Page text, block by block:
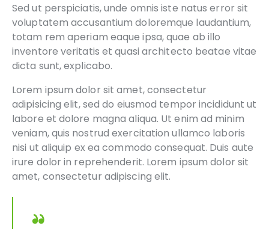
Sed ut perspiciatis, unde omnis iste natus error sit
voluptatem accusantium doloremque laudantium,
totam rem aperiam eaque ipsa, quae ab illo
inventore veritatis et quasi architecto beatae vitae
dicta sunt, explicabo.
Lorem ipsum dolor sit amet, consectetur
adipisicing elit, sed do eiusmod tempor incididunt ut
labore et dolore magna aliqua. Ut enim ad minim
veniam, quis nostrud exercitation ullamco laboris
nisi ut aliquip ex ea commodo consequat. Duis aute
irure dolor in reprehenderit. Lorem ipsum dolor sit
amet, consectetur adipiscing elit.